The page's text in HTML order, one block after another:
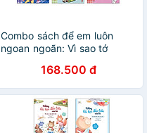
Combo sách để em luôn
ngoan ngoãn: Vì sao tớ
168.500 đ